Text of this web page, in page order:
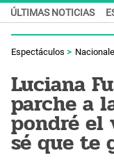
ÚLTIMAS NOTICIAS
Espectáculos
Luciana
parche a
pondré el
sé que te